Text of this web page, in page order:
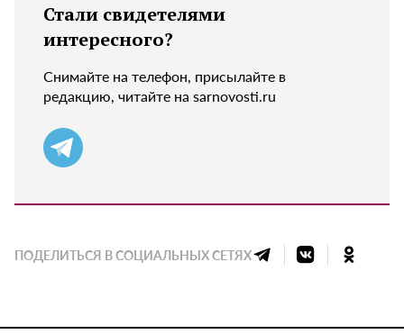
Стали свидетелями
интересного?
Снимайте на телефон, присылайте в
редакцию, читайте на sarnovosti.ru
ПОДЕЛИТЬСЯ В СОЦИАЛЬНЫХ СЕТЯХ